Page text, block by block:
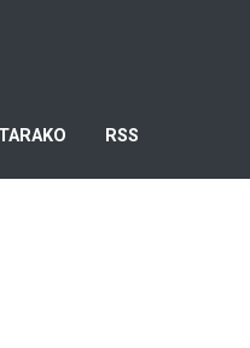
RSS